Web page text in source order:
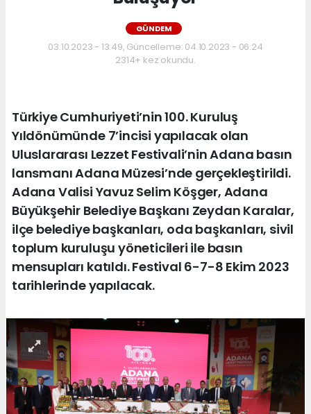
GÜNDEM
03.10.2023 - 13:49, Güncelleme: 04.10.2023 - 06:24
2314+ kez okundu.
Türkiye Cumhuriyeti’nin 100. Kuruluş
Yıldönümünde 7’incisi yapılacak olan
Uluslararası Lezzet Festivali’nin Adana basın
lansmanı Adana Müzesi’nde gerçekleştirildi.
Adana Valisi Yavuz Selim Köşger, Adana
Büyükşehir Belediye Başkanı Zeydan Karalar,
ilçe belediye başkanları, oda başkanları, sivil
toplum kuruluşu yöneticileri ile basın
mensupları katıldı. Festival 6-7-8 Ekim 2023
tarihlerinde yapılacak.